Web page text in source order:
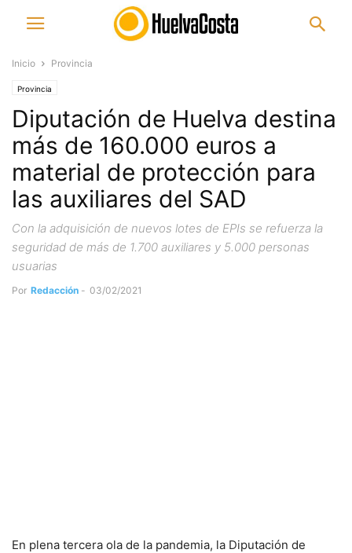
Inicio Provincia
Provincia
Diputación de Huelva destina
más de 160.000 euros a
material de protección para
las auxiliares del SAD
Con la adquisición de nuevos lotes de EPIs se refuerza la
seguridad de más de 1.700 auxiliares y 5.000 personas
usuarias
Por Redacción - 03/02/2021
En plena tercera ola de la pandemia, la Diputación de